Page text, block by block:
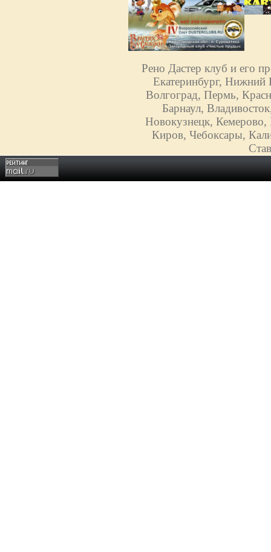
Рено Дастер клуб и его
Екатеринбург, Нижний
Волгоград, Пермь,
Барнаул,
Новокузнецк,
Киров, Чебоксары,